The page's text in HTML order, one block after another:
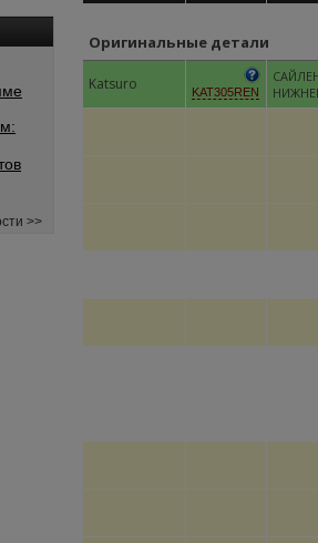
>>
Оригинальные детали
Katsuro KAT305REN